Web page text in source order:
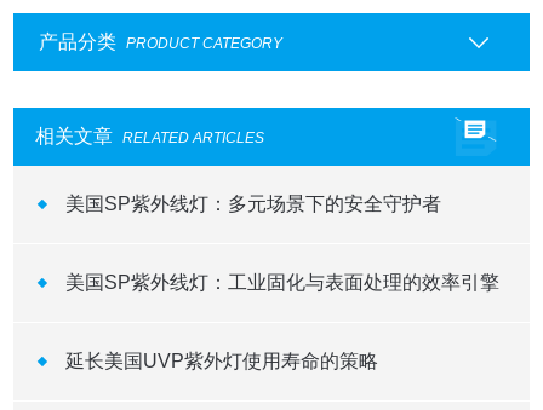
产品分类 PRODUCT CATEGORY
相关文章 RELATED ARTICLES
美国SP紫外线灯：多元场景下的安全守护者
美国SP紫外线灯：工业固化与表面处理的效率引擎
延长美国UVP紫外灯使用寿命的策略